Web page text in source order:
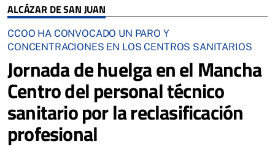
ALCÁZAR DE SAN JUAN
CCOO HA CONVOCADO UN PARO Y
CONCENTRACIONES EN LOS CENTROS SANITARIOS
Jornada de huelga en el Mancha
Centro del personal técnico
sanitario por la reclasificación
profesional